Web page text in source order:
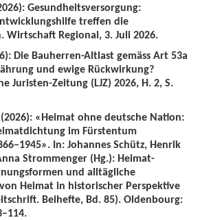
Gesundheitsversorgung:
treffen die
Wirtschaft Regional, 3. Juli 2026.
Die Bauherren-Altlast gemäss Art 53a
und ewige Rückwirkung?
Juristen-Zeitung (LJZ) 2026, H. 2, S.
«Heimat ohne deutsche Nation:
im Fürstentum
In: Johannes Schütz, Henrik
Strommenger (Hg.): Heimat-
und alltägliche
Heimat in historischer Perspektive
Beihefte, Bd. 85). Oldenbourg: